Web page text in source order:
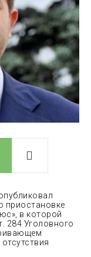
приостановке
в которой
284 Уголовного